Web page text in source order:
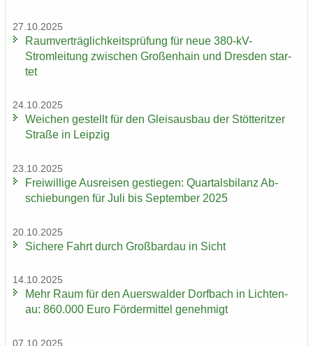
27.10.2025
Ra­um­ver­träg­lich­keits­prü­fung für neue 380-​kV-
Stromleitung zwi­schen Gro­ßen­hain und Dres­den star­
tet
24.10.2025
Wei­chen ge­stellt für den Gleis­aus­bau der Stöt­terit­zer
Stra­ße in Leip­zig
23.10.2025
Frei­wil­li­ge Aus­rei­sen ge­stie­gen: Quar­tals­bi­lanz Ab­
schie­bun­gen für Juli bis Sep­tem­ber 2025
20.10.2025
Si­che­re Fahrt durch Groß­bardau in Sicht
14.10.2025
Mehr Raum für den Au­ers­wal­der Dorf­bach in Lich­ten­
au: 860.000 Euro För­der­mit­tel ge­neh­migt
07.10.2025